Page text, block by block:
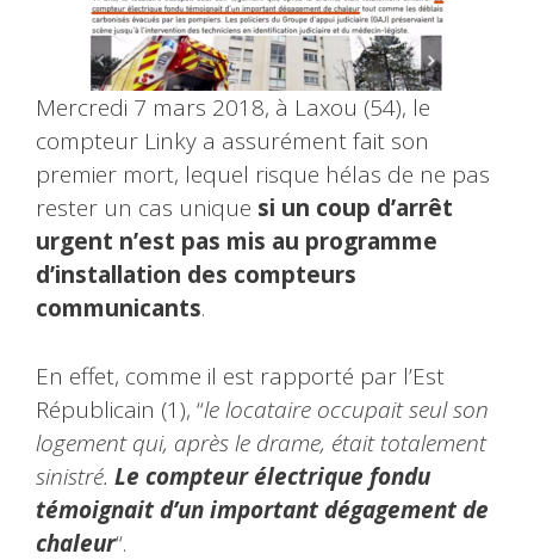
Mercredi 7 mars 2018, à Laxou (54), le
compteur Linky a assurément fait son
premier mort, lequel risque hélas de ne pas
rester un cas unique si un coup d’arrêt
urgent n’est pas mis au programme
d’installation des compteurs
communicants.
En effet, comme il est rapporté par l’Est
Républicain (1), “le locataire occupait seul son
logement qui, après le drame, était totalement
sinistré. Le compteur électrique fondu
témoignait d’un important dégagement de
chaleur“.